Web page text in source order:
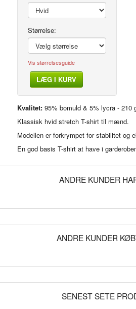
Modelfoto
Vis størrelsesguide
Størrelse:
LÆG I KURV
Kvalitet:95% bomuld & 5% lycra - 210
Klassisk hvid stretch T-shirt til mænd.
Modellen er forkrympet for stabilitet og
En god basis T-shirt at have i
ANDRE KUNDER
ANDRE KUNDER
SENEST SETE